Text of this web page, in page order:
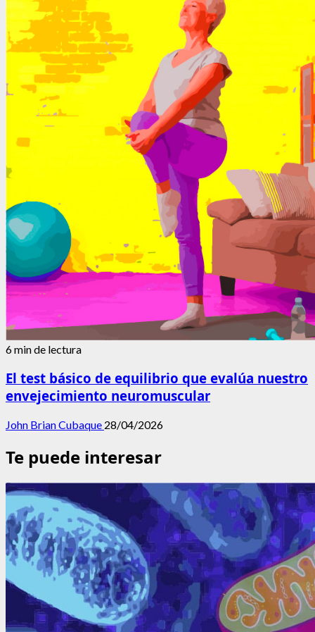
6 min de lectura
El test básico de equilibrio que evalúa nuestro
envejecimiento neuromuscular
John Brian Cubaque 28/04/2026
Te puede interesar